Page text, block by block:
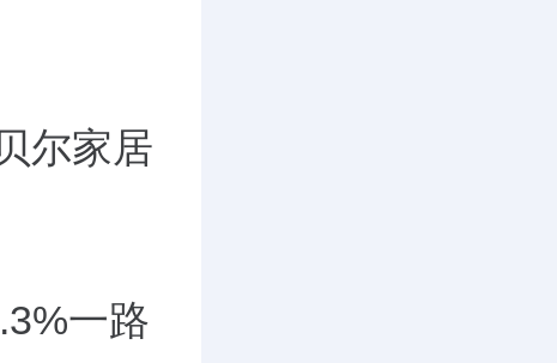
尔家居
一路